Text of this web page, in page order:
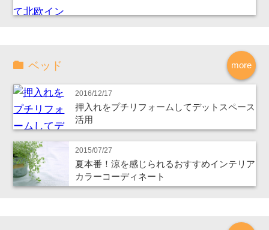
more
ベッド
2016/12/17
押入れをプチリフォームしてデットスペース
活用
2015/07/27
夏本番！涼を感じられるおすすめインテリア
カラーコーディネート